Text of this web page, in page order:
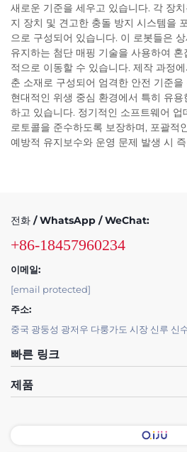
새로운 기준을 세우고 있습니다. 각 장
지 장치 및 견고한 충돌 방지 시스템을
으로 구성되어 있습니다. 이 로봇들은
유지하는 첨단 매핑 기술을 사용하여
적으로 이동할 수 있습니다. 제작 과정
춘 소재로 구성되어 엄격한 안전 기준
현대적인 위생 중심 환경에서 특히 유
하고 있습니다. 정기적인 소프트웨어
로토콜을 준수하도록 보장하며, 포괄적
예방적 유지보수와 운영 문제 발생 시
전화 / WhatsApp / WeChat:
+86-18457960234
이메일:
[email protected]
주소:
중국 광둥성 광저우 다룽가도 시장 신루 신
빠른 링크
제품